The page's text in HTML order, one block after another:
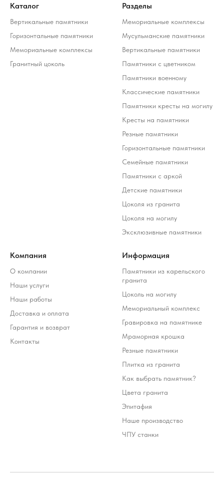
Каталог
Вертикальные памятники
Горизонтальные памятники
Мемориальные комплексы
Гранитный цоколь
Разделы
Мемориальные комплексы
Мусульманские памятники
Вертикальные памятники
Памятники с цветником
Памятники военному
Классические памятники
Памятники кресты на могилу
Кресты на памятники
Резные памятники
Горизонтальные памятники
Семейные памятники
Памятники с аркой
Детские памятники
Цоколя из гранита
Цоколя на могилу
Эксклюзивные памятники
Компания
О компании
Наши услуги
Наши работы
Доставка и оплата
Гарантия и возврат
Контакты
Информация
Памятники из карельского
гранита
Цоколь на могилу
Мемориальный комплекс
Гравировка на памятнике
Мраморная крошка
Резные памятники
Плитка из гранита
Как выбрать памятник?
Цвета гранита
Эпитафия
Наше производство
ЧПУ станки